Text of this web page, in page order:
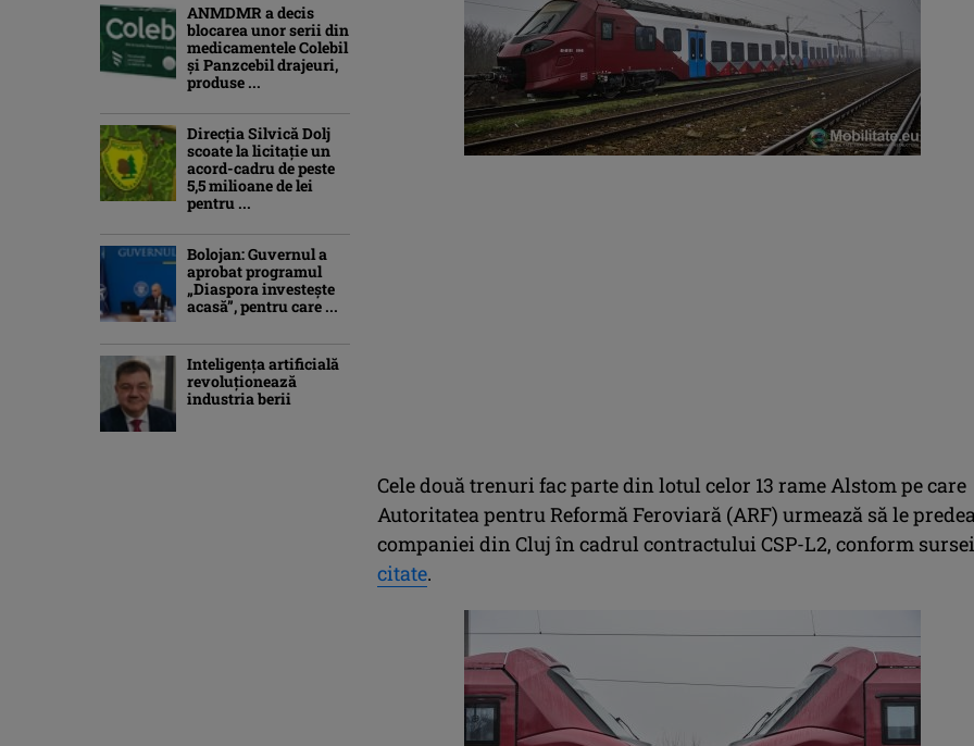
Cele două trenuri fac parte din lotul celor 13 rame Alstom pe care
Autoritatea pentru Reformă Feroviară (ARF) urmează să le
companiei din Cluj în cadrul contractului CSP-L2, conform sursei
citate.
ANMDMR a decis
blocarea unor serii din
medicamentele Colebil
și Panzcebil drajeuri,
produse ...
Direcția Silvică Dolj
scoate la licitație un
acord-cadru de peste
5,5 milioane de lei
pentru ...
Bolojan: Guvernul a
aprobat programul
„Diaspora investeşte
acasă”, pentru care ...
Inteligența artificială
revoluționează
industria berii